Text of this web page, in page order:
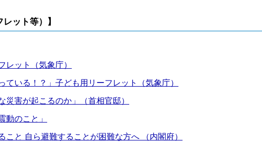
ット等）】
レット（気象庁）
ている！？」子ども用リーフレット（気象庁）
災害が起こるのか」（首相官邸）
動のこと」
こと ⾃ら避難することが困難な⽅へ （内閣府）